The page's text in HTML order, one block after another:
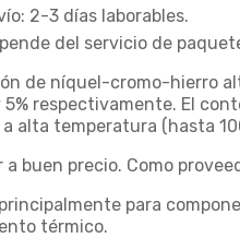
2-3 días laborables.
del servicio de
de níquel-cromo-hierro
respectivamente. El
alta temperatura (hasta
a buen precio. Como
para
térmico.